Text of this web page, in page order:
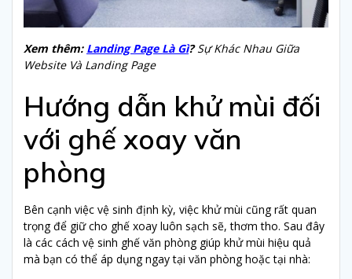
Xem thêm: Landing Page Là Gì?Sự Khác Nhau Giữa
Website Và Landing Page
Hướng dẫn khử mùi đối
với ghế xoay văn
phòng
Bên cạnh việc vệ sinh định kỳ, việc khử mùi cũng rất quan
trọng để giữ cho ghế xoay luôn sạch sẽ, thơm tho. Sau đây
là các cách vệ sinh ghế văn phòng giúp khử mùi hiệu quả
mà bạn có thể áp dụng ngay tại văn phòng hoặc tại nhà: